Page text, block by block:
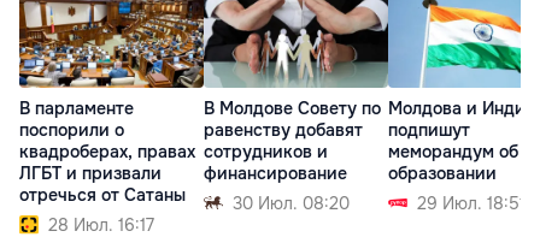
В парламенте
поспорили о
квадроберах, правах
ЛГБТ и призвали
отречься от Сатаны
28 Июл. 16:17
В Молдове Совету по
равенству добавят
сотрудников и
финансирование
30 Июл. 08:20
Молдова и Индия
подпишут
меморандум об
образовании
29 Июл. 18:51